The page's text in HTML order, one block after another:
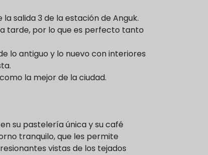
salida 3 de la estación de Anguk.
tarde, por lo que es perfecto tanto
lo antiguo y lo nuevo con interiores
la mejor de la ciudad.
su pastelería única y su café
tranquilo, que les permite
vistas de los tejados